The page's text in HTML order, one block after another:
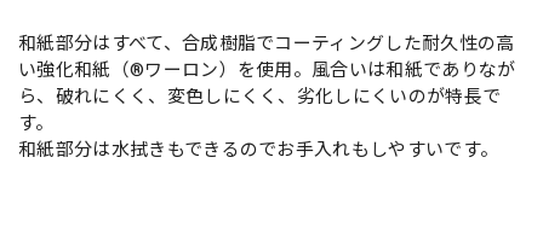
和紙部分はすべて、合成樹脂でコーティングした耐久性の高
い強化和紙（®ワーロン）を使用。風合いは和紙でありなが
ら、破れにくく、変色しにくく、劣化しにくいのが特長で
す。
和紙部分は水拭きもできるのでお手入れもしやすいです。